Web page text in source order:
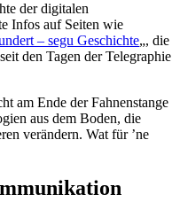
der digitalen
Infos auf Seiten wie
– segu Geschichte„, die
den Tagen der Telegraphie
am Ende der Fahnenstange
aus dem Boden, die
verändern. Wat für ’ne